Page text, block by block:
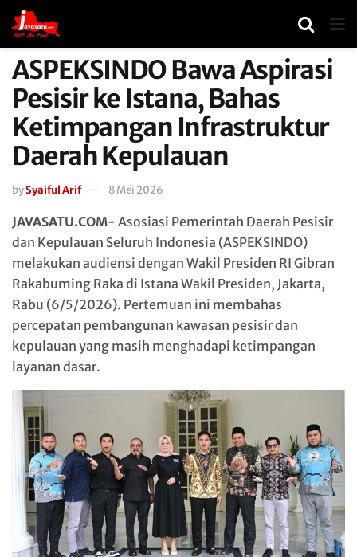
ASPEKSINDO Bawa Aspirasi
Pesisir ke Istana, Bahas
Ketimpangan Infrastruktur
Daerah Kepulauan
bySyaiful Arif 8 Mei 2026
JAVASATU.COM- Asosiasi Pemerintah Daerah Pesisir
dan Kepulauan Seluruh Indonesia (ASPEKSINDO)
melakukan audiensi dengan Wakil Presiden RI Gibran
Rakabuming Raka di Istana Wakil Presiden, Jakarta,
Rabu (6/5/2026). Pertemuan ini membahas
percepatan pembangunan kawasan pesisir dan
kepulauan yang masih menghadapi ketimpangan
layanan dasar.